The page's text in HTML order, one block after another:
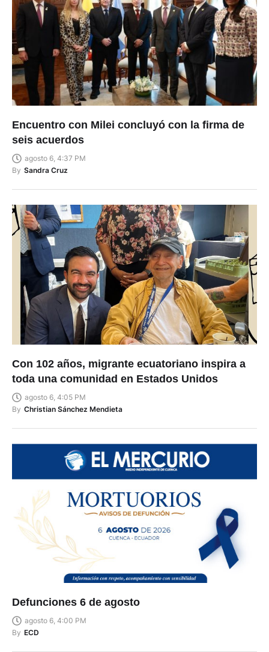
Encuentro con Milei concluyó con la firma de
seis acuerdos
agosto 6, 4:37 PM
By Sandra Cruz
Con 102 años, migrante ecuatoriano inspira a
toda una comunidad en Estados Unidos
agosto 6, 4:05 PM
By Christian Sánchez Mendieta
Defunciones 6 de agosto
agosto 6, 4:00 PM
By ECD